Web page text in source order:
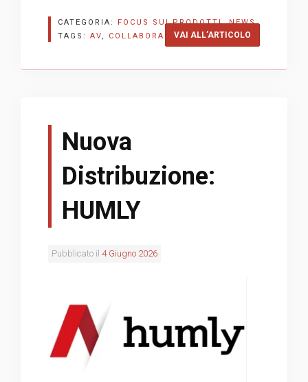
VAI ALL’ARTICOLO
CATEGORIA: FOCUS SUI PRODOTTI,NEWS
TAGS: AV, COLLABORAZIONE,YEALINK
Nuova
Distribuzione:
HUMLY
Pubblicato il 4 Giugno 2026